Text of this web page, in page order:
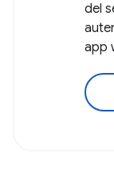
del
app